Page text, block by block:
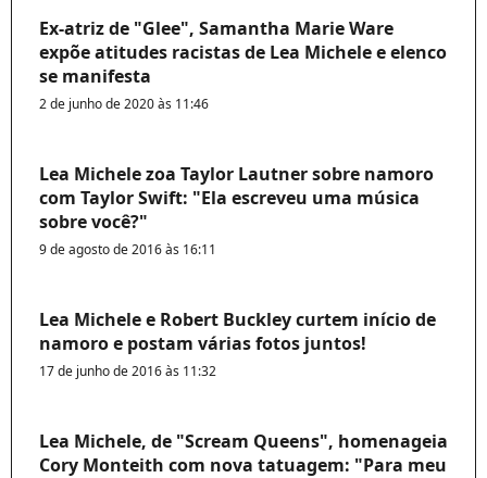
Ex-atriz de "Glee", Samantha Marie Ware
expõe atitudes racistas de Lea Michele e elenco
se manifesta
2 de junho de 2020 às 11:46
Lea Michele zoa Taylor Lautner sobre namoro
com Taylor Swift: "Ela escreveu uma música
sobre você?"
9 de agosto de 2016 às 16:11
Lea Michele e Robert Buckley curtem início de
namoro e postam várias fotos juntos!
17 de junho de 2016 às 11:32
Lea Michele, de "Scream Queens", homenageia
Cory Monteith com nova tatuagem: "Para meu